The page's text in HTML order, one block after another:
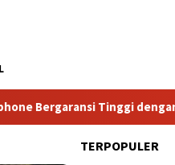
Tinggi dengan
TERPOPULER